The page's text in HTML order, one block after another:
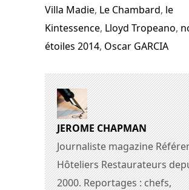
Villa Madie, Le Chambard, le
Kintessence, Lloyd Tropeano,
étoiles 2014, Oscar GARCIA
JEROME CHAPMAN
Journaliste magazine
Hôteliers Restaurateurs
2000. Reportages : chefs,